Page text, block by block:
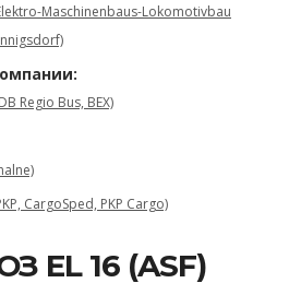
Maschinenbaus-Lokomotivbau
Regio Bus, BEX)
CargoSped, PKP Cargo)
EL 16 (ASF)